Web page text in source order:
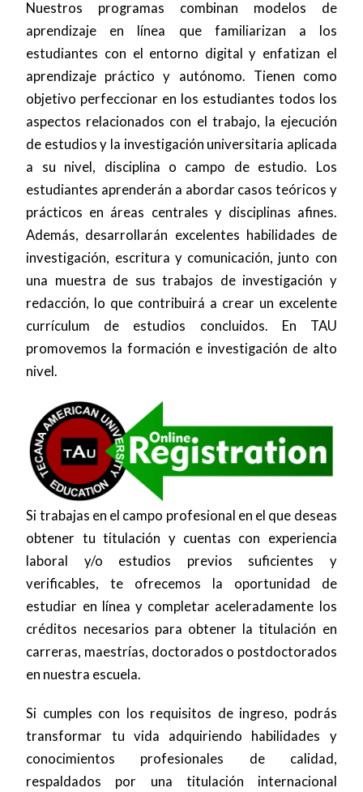
Nuestros programas combinan modelos de
aprendizaje en línea que familiarizan a los
estudiantes con el entorno digital y enfatizan el
aprendizaje práctico y autónomo. Tienen como
objetivo perfeccionar en los estudiantes todos los
aspectos relacionados con el trabajo, la ejecución
de estudios y la investigación universitaria aplicada
a su nivel, disciplina o campo de estudio. Los
estudiantes aprenderán a abordar casos teóricos y
prácticos en áreas centrales y disciplinas afines.
Además, desarrollarán excelentes habilidades de
investigación, escritura y comunicación, junto con
una muestra de sus trabajos de investigación y
redacción, lo que contribuirá a crear un excelente
currículum de estudios concluidos. En TAU
promovemos la formación e investigación de alto
nivel.
Image
Si trabajas en el campo profesional en el que deseas
obtener tu titulación y cuentas con experiencia
laboral y/o estudios previos suficientes y
verificables, te ofrecemos la oportunidad de
estudiar en línea y completar aceleradamente los
créditos necesarios para obtener la titulación en
carreras, maestrías, doctorados o postdoctorados
en nuestra escuela.
Si cumples con los requisitos de ingreso, podrás
transformar tu vida adquiriendo habilidades y
conocimientos profesionales de calidad,
respaldados por una titulación internacional